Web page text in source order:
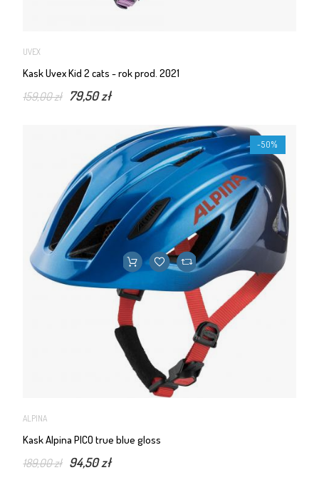
UVEX
Kask Uvex Kid 2 cats - rok prod. 2021
159,00 zł 79,50 zł
ALPINA
Kask Alpina PICO true blue gloss
189,00 zł 94,50 zł
-50%